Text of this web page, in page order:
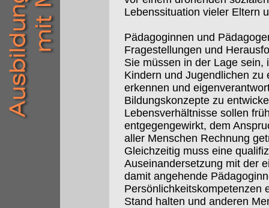
Lebenssituation vieler Eltern
Pädagoginnen und
Fragestellungen und
Sie müssen in der Lage
Kindern und Jugendlichen
erkennen und
Bildungskonzepte zu
Lebensverhältnisse sollen
entgegengewirkt, dem
aller Menschen Rechnung
Gleichzeitig muss eine
Auseinandersetzung mit der
damit angehende
Persönlichkeitskompetenzen
Stand halten und anderen